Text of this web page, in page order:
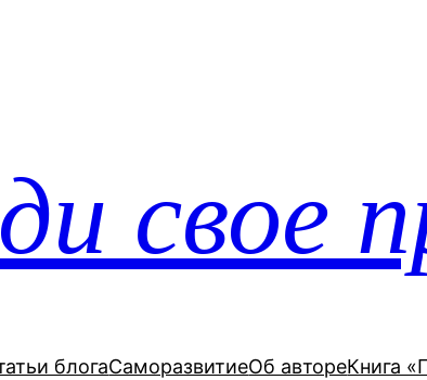
свое
блогаСаморазвитиеОб автореКнига